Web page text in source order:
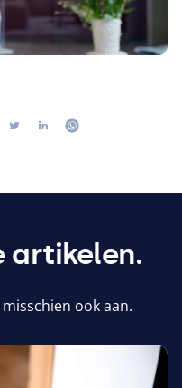
Volg ons op twitter
Volg ons op linkedin
Volg ons op
artikelen.
ook aan.